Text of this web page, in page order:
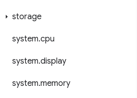
storage
system.cpu
system.display
system.memory